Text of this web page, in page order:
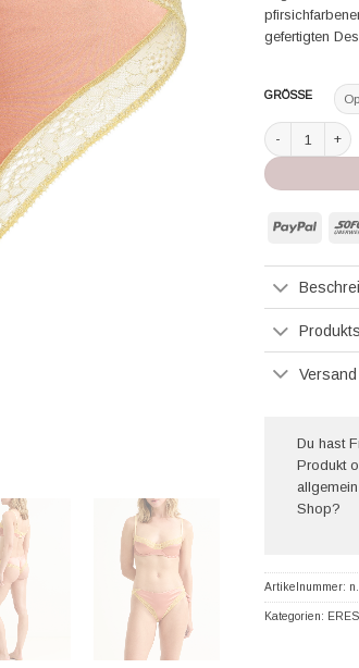
gefertigten
GRÖSSE
Eres String
PayPal
Du hast
Produkt
Shop?
Artikelnummer:
Kategorien: ERES